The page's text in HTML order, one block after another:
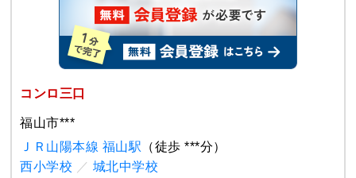
コンロ三口
福山市***
ＪＲ山陽本線 福山駅 （徒歩 ***分）
西小学校 ／ 城北中学校